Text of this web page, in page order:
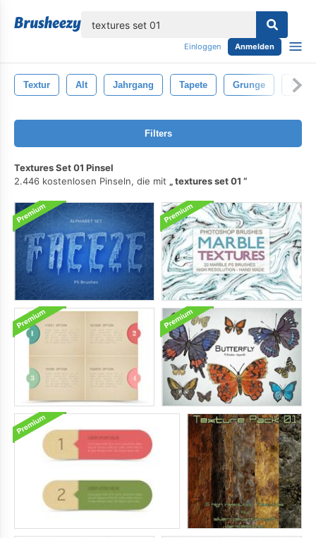
Einloggen Anmelden
Textur Alt Jahrgang Tapete Grunge Natur
Filters
Textures Set 01 Pinsel
2.446 kostenlosen Pinseln, die mit
textures set 01